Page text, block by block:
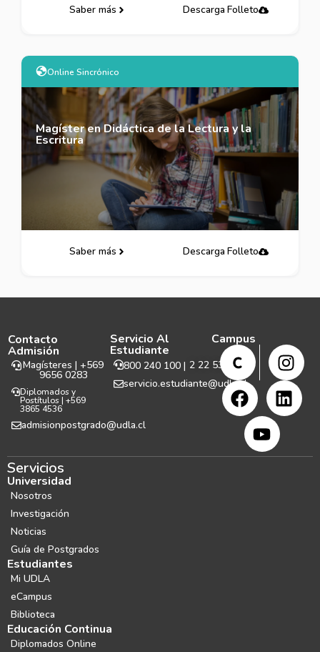
Saber más Descarga Folleto
Online Sincrónico
Magíster en Didáctica de la Lectura y la
Escritura
Saber más Descarga Folleto
Contacto
Admisión
Magísteres | +569
9656 0283
Diplomados y
Postítulos | +569
3865 4536
admisionpostgrado@udla.cl
Servicio Al
Estudiante
800 240 100 | 2 22 531 999
servicio.estudiante@udla.cl
Campus
Servicios
Universidad
Nosotros
Investigación
Noticias
Guía de Postgrados
Estudiantes
Mi UDLA
eCampus
Biblioteca
Educación Continua
Diplomados Online